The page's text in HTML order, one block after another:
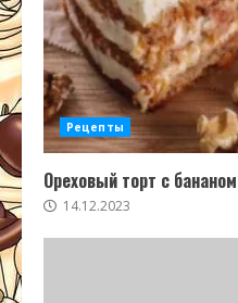
Рецепты
Ореховый торт с бананом
14.12.2023